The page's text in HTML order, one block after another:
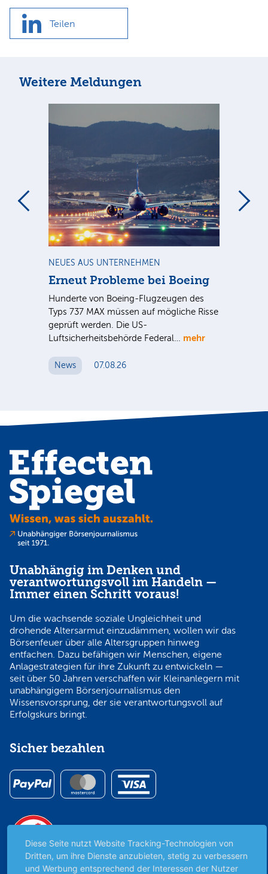
Teilen
Weitere Meldungen
NEUES AUS UNTERNEHMEN
Erneut Probleme bei Boeing
Hunderte von Boeing-Flugzeugen des
Typs 737 MAX müssen auf mögliche Risse
geprüft werden. Die US-
Luftsicherheitsbehörde Federal… mehr
News 07.08.26
Unabhängig im Denken und
verantwortungsvoll im Handeln —
Immer einen Schritt voraus!
Um die wachsende soziale Ungleichheit und
drohende Altersarmut einzudämmen, wollen wir das
Börsenfeuer über alle Altersgruppen hinweg
entfachen. Dazu befähigen wir Menschen, eigene
Anlagestrategien für ihre Zukunft zu entwickeln —
seit über 50 Jahren verschaffen wir Kleinanlegern mit
unabhängigem Börsenjournalismus den
Wissensvorsprung, der sie verantwortungsvoll auf
Erfolgskurs bringt.
Sicher bezahlen
der DEG
Diese Seite nutzt Website Tracking-Technologien von
Dritten, um ihre Dienste anzubieten, stetig zu verbessern
und Werbung entsprechend der Interessen der Nutzer